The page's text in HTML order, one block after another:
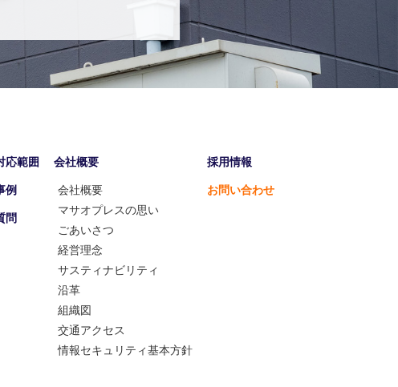
応範囲
例
問
会社概要
会社概要
マサオプレスの思い
ごあいさつ
経営理念
サスティナビリティ
沿革
組織図
交通アクセス
情報セキュリティ基本方針
採用情報
お問い合わせ